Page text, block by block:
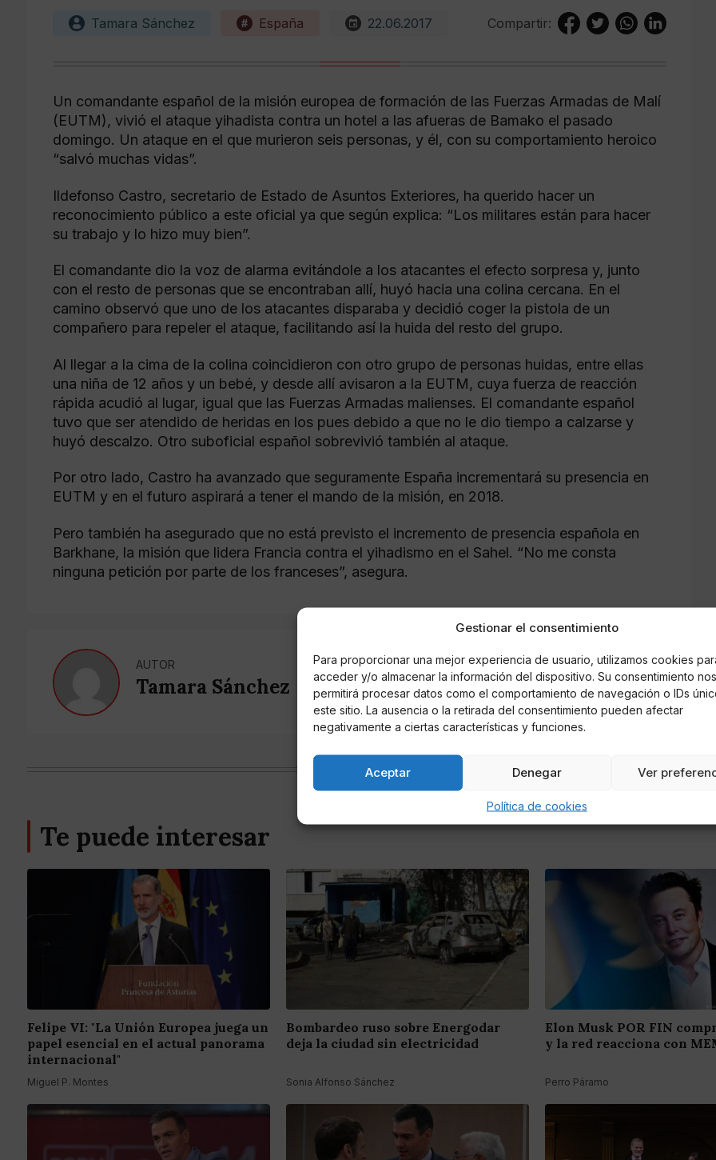
Gestionar el consentimiento
Para proporcionar una mejor experiencia de usuario, utilizamos cookies
acceder y/o almacenar la información del dispositivo. Su consentimiento nos
permitirá procesar datos como el comportamiento de navegación o IDs
este sitio. La ausencia o la retirada del consentimiento pueden afectar
negativamente a ciertas características y funciones.
Aceptar Denegar Ver
Política de cookies
Tamara Sánchez España 22.06.2017 Compartir:
Un comandante español de la misión europea de formación de las Fuerzas Armadas de Malí
(EUTM), vivió el ataque yihadista contra un hotel a las afueras de Bamako el pasado
domingo. Un ataque en el que murieron seis personas, y él, con su comportamiento heroico
“salvó muchas vidas”.
Ildefonso Castro, secretario de Estado de Asuntos Exteriores, ha querido hacer un
reconocimiento público a este oficial ya que según explica: “Los militares están para hacer
su trabajo y lo hizo muy bien”.
El comandante dio la voz de alarma evitándole a los atacantes el efecto sorpresa y, junto
con el resto de personas que se encontraban allí, huyó hacia una colina cercana. En el
camino observó que uno de los atacantes disparaba y decidió coger la pistola de un
compañero para repeler el ataque, facilitando así la huida del resto del grupo.
Al llegar a la cima de la colina coincidieron con otro grupo de personas huidas, entre ellas
una niña de 12 años y un bebé, y desde allí avisaron a la EUTM, cuya fuerza de reacción
rápida acudió al lugar, igual que las Fuerzas Armadas malienses. El comandante español
tuvo que ser atendido de heridas en los pues debido a que no le dio tiempo a calzarse y
huyó descalzo. Otro suboficial español sobrevivió también al ataque.
Por otro lado, Castro ha avanzado que seguramente España incrementará su presencia en
EUTM y en el futuro aspirará a tener el mando de la misión, en 2018.
Pero también ha asegurado que no está previsto el incremento de presencia española en
Barkhane, la misión que lidera Francia contra el yihadismo en el Sahel. “No me consta
ninguna petición por parte de los franceses”, asegura.
AUTOR
Tamara Sánchez
Te puede interesar
Felipe VI: "La Unión Europea juega un
papel esencial en el actual panorama
internacional"
Miguel P. Montes
Bombardeo ruso sobre Energodar
deja la ciudad sin electricidad
Sonia Alfonso Sánchez
Elon Musk POR FIN
y la red reacciona con
Perro Páramo